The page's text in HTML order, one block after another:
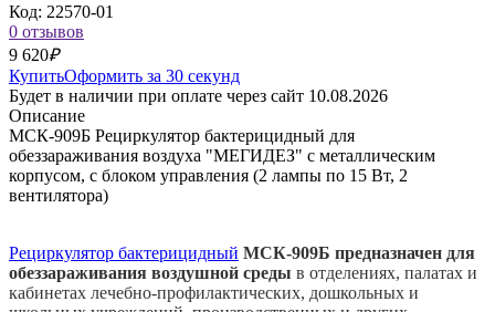
Код: 22570-01
0 отзывов
9 620₽
КупитьОформить за 30 секунд
Будет в наличии при оплате через сайт 10.08.2026
Описание
МСК-909Б Рециркулятор бактерицидный для
обеззараживания воздуха "МЕГИДЕЗ" с металлическим
корпусом, с блоком управления (2 лампы по 15 Вт, 2
вентилятора)
Рециркулятор бактерицидный МСК-909Б предназначен для
обеззараживания воздушной среды в отделениях, палатах и
кабинетах лечебно-профилактических, дошкольных и